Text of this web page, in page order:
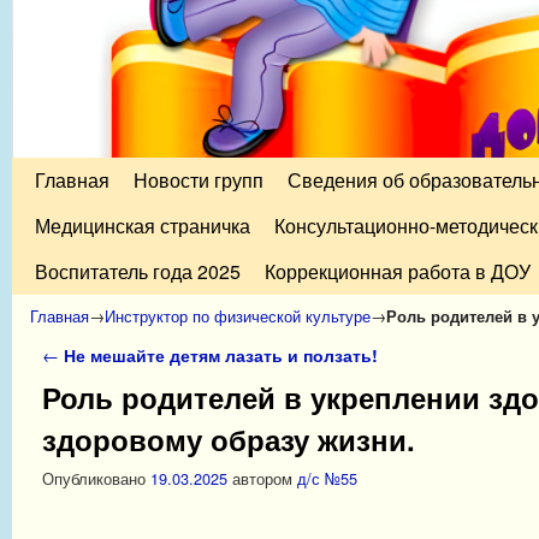
Перейти к основному содержимому
Перейти к дополнительному содержимому
Главная Новости групп
Сведения об
Медицинская страничка
Консультационно-
Воспитатель года 2025
Коррекционная работа в ДОУ
Главная→Инструктор по физической культуре→Роль родителей в
Навигация по записям
← Не мешайте детям лазать и ползать!
Роль родителей в укреплении
здоровому образу жизни.
Опубликовано 19.03.2025 автором д/с №55